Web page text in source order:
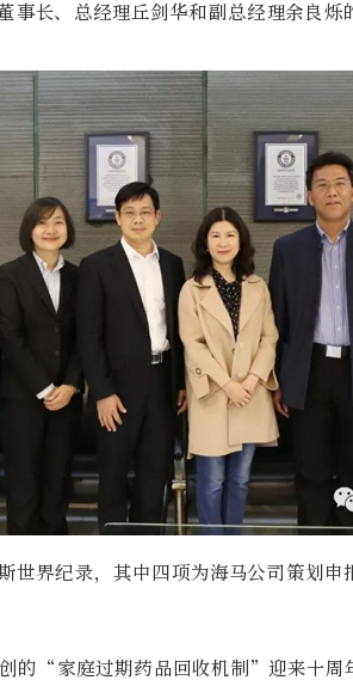
事长、总经理丘剑华和副总经理余良烁
世界纪录，其中四项为海马公司策划申
的“家庭过期药品回收机制”迎来十周